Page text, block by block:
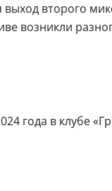
второго
возникли
года в клубе